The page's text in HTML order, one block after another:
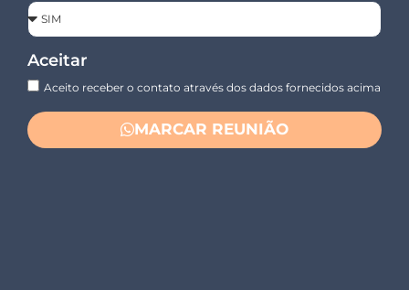
Aceitar
Aceito receber o contato através dos dados fornecidos acima
MARCAR REUNIÃO